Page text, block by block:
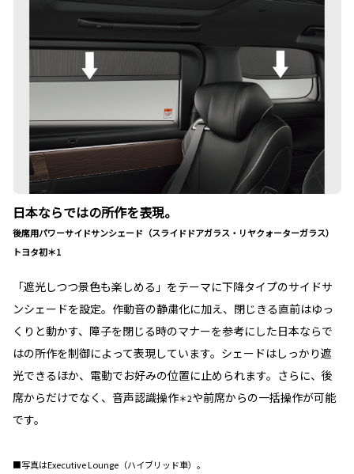
日本ならではの所作を表現。
後席用パワーサイドサンシェード（スライドドアガラス・リヤクォーターガラス）
トヨタ初＊1
「遮光しつつ景色も楽しめる」をテーマに下降タイプのサイドサ
ンシェードを設定。作動音の静粛化に加え、閉じきる直前はゆっ
くりと動かす、障子を閉じる時のマナーを参考にした日本ならで
はの所作を制御によって表現しています。シェードはしっかり遮
光できるほか、電動でお好みの位置に止められます。さらに、後
席からだけでなく、音声認識操作＊2や前席からの一括操作が可能
です。
■写真はExecutive Lounge（ハイブリッド車）。